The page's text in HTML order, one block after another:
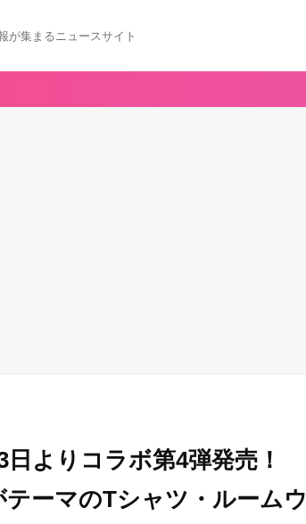
が集まるニュースサイト
よりコラボ第4弾発売！
テーマのTシャツ・ルームウ